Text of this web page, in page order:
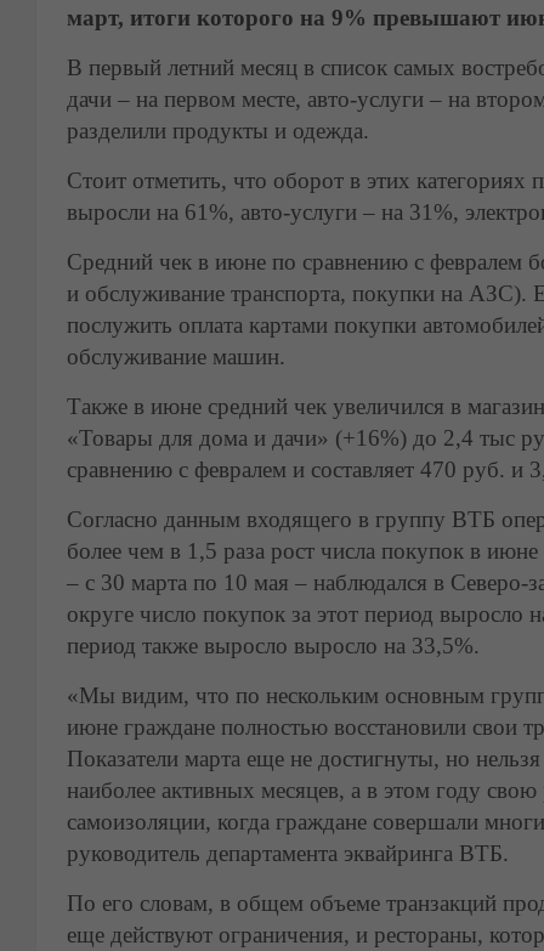
март, итоги которого на 9% превышают
В первый летний месяц в список самых
дачи – на первом месте, авто-услуги – на
разделили продукты и одежда.
Стоит отметить, что оборот в этих
выросли на 61%, авто-услуги – на 31%,
Средний чек в июне по сравнению с февралем
и обслуживание транспорта, покупки на АЗС).
послужить оплата картами покупки
обслуживание машин.
Также в июне средний чек увеличился в
«Товары для дома и дачи» (+16%) до 2,4 тыс
сравнению с февралем и составляет 470 руб. и
Согласно данным входящего в группу ВТБ
более чем в 1,5 раза рост числа покупок в
– с 30 марта по 10 мая – наблюдался в Северо-
округе число покупок за этот период
период также выросло выросло на 33,5%.
«Мы видим, что по нескольким основным
июне граждане полностью восстановили свои
Показатели марта еще не достигнуты, но
наиболее активных месяцев, а в этом году
самоизоляции, когда граждане совершали
руководитель департамента эквайринга ВТБ.
По его словам, в общем объеме транзакций
еще действуют ограничения, и рестораны,